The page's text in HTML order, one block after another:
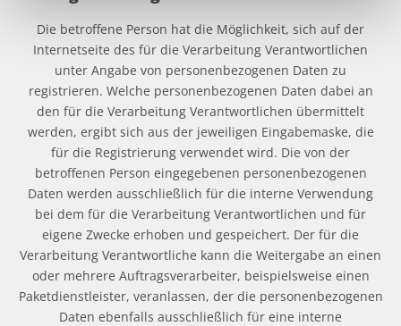
Die betroffene Person hat die Möglichkeit, sich auf der
Internetseite des für die Verarbeitung Verantwortlichen
unter Angabe von personenbezogenen Daten zu
registrieren. Welche personenbezogenen Daten dabei an
den für die Verarbeitung Verantwortlichen übermittelt
werden, ergibt sich aus der jeweiligen Eingabemaske, die
für die Registrierung verwendet wird. Die von der
betroffenen Person eingegebenen personenbezogenen
Daten werden ausschließlich für die interne Verwendung
bei dem für die Verarbeitung Verantwortlichen und für
eigene Zwecke erhoben und gespeichert. Der für die
Verarbeitung Verantwortliche kann die Weitergabe an einen
oder mehrere Auftragsverarbeiter, beispielsweise einen
Paketdienstleister, veranlassen, der die personenbezogenen
Daten ebenfalls ausschließlich für eine interne